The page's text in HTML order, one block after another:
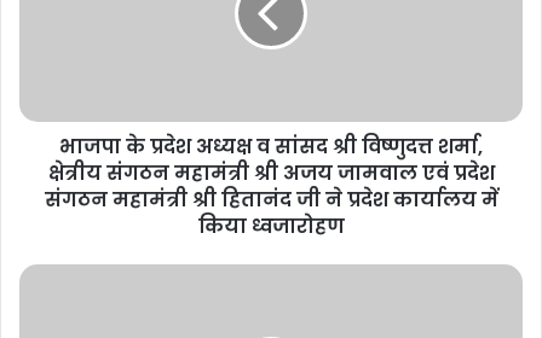
भाजपा के प्रदेश अध्यक्ष व सांसद श्री विष्णुदत्त शर्मा,
क्षेत्रीय संगठन महामंत्री श्री अजय जामवाल एवं प्रदेश
संगठन महामंत्री श्री हितानंद जी ने प्रदेश कार्यालय में
किया ध्वजारोहण